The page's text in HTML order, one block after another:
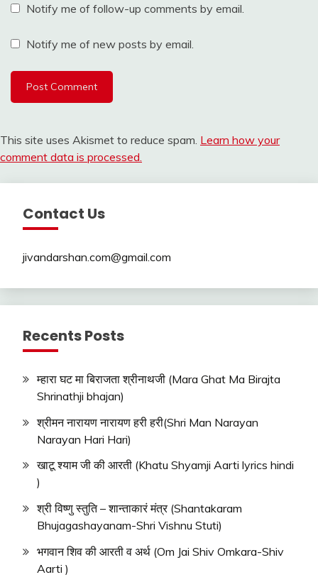
Notify me of follow-up comments by email.
Notify me of new posts by email.
This site uses Akismet to reduce spam. Learn how your
comment data is processed.
Contact Us
jivandarshan.com@gmail.com
Recents Posts
म्हारा घट मा बिराजता श्रीनाथजी (Mara Ghat Ma Birajta
Shrinathji bhajan)
श्रीमन नारायण नारायण हरी हरी(Shri Man Narayan
Narayan Hari Hari)
खाटू श्याम जी की आरती (Khatu Shyamji Aarti lyrics hindi
)
श्री विष्णु स्तुति – शान्ताकारं मंत्र (Shantakaram
Bhujagashayanam-Shri Vishnu Stuti)
भगवान शिव की आरती व अर्थ (Om Jai Shiv Omkara-Shiv
Aarti )